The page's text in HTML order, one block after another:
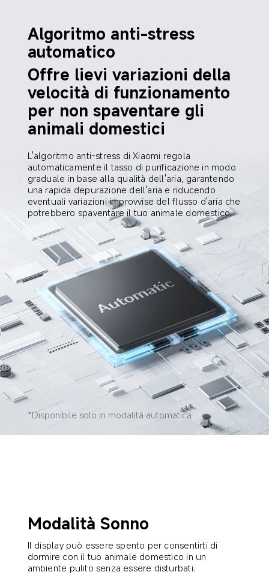
Algoritmo anti-stress
automatico
Offre lievi variazioni della
velocità di funzionamento
per non spaventare gli
animali domestici
L'algoritmo anti-stress di Xiaomi regola
automaticamente il tasso di purificazione in modo
graduale in base alla qualità dell'aria, garantendo
una rapida depurazione dell'aria e riducendo
eventuali variazioni improvvise del flusso d'aria che
potrebbero spaventare il tuo animale domestico.
*Disponibile solo in modalità automatica
Modalità Sonno
Il display può essere spento per consentirti di
dormire con il tuo animale domestico in un
ambiente pulito senza essere disturbati.